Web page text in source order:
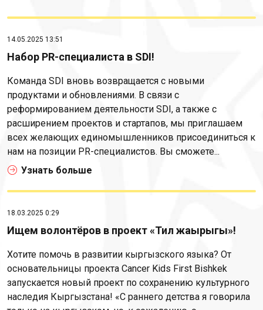
14.05.2025 13:51
Набор PR-специалиста в SDI!
Команда SDI вновь возвращается с новыми
продуктами и обновлениями. В связи с
реформированием деятельности SDI, а также с
расширением проектов и стартапов, мы приглашаем
всех желающих единомышленников присоединиться к
нам на позиции PR-специалистов. Вы сможете...
Узнать больше
18.03.2025 0:29
Ищем волонтёров в проект «Тил жаңырыгы»!
Хотите помочь в развитии кыргызского языка? От
основательницы проекта Cancer Kids First Bishkek
запускается новый проект по сохранению культурного
наследия Кыргызстана! «С раннего детства я говорила